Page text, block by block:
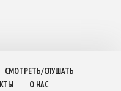
СМОТРЕТЬ/СЛУШАТЬ
О НАС